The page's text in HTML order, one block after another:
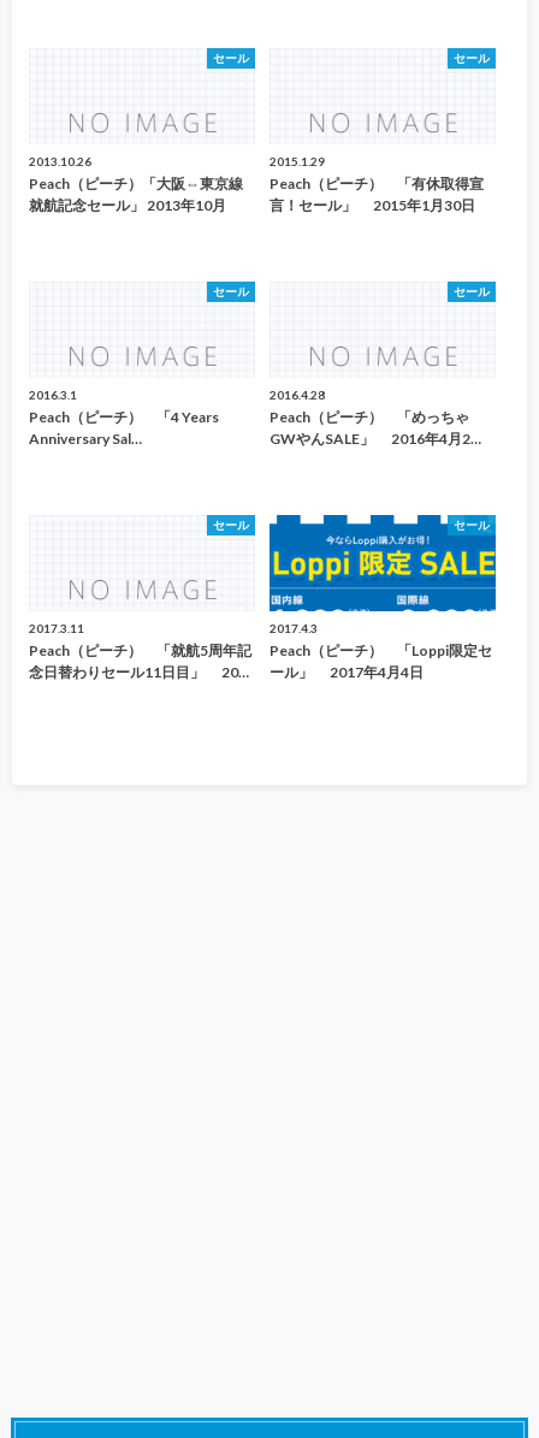
セール
2013.10.26
Peach（ピーチ）「大阪⇔東京線
就航記念セール」 2013年10月
セール
2015.1.29
Peach（ピーチ） 「有休取得宣
言！セール」 2015年1月30日
セール
2016.3.1
Peach（ピーチ） 「4 Years
Anniversary Sal…
セール
2016.4.28
Peach（ピーチ） 「めっちゃ
GWやんSALE」 2016年4月2…
セール
2017.3.11
Peach（ピーチ） 「就航5周年記
念日替わりセール11日目」 20…
セール
2017.4.3
Peach（ピーチ） 「Loppi限定セ
ール」 2017年4月4日